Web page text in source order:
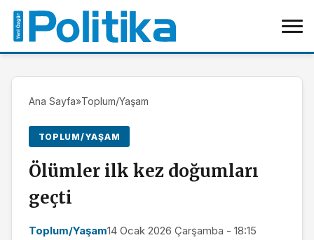
Ana Sayfa»Toplum/Yaşam
TOPLUM/YAŞAM
Ölümler ilk kez doğumları
geçti
Toplum/Yaşam14 Ocak 2026 Çarşamba - 18:15